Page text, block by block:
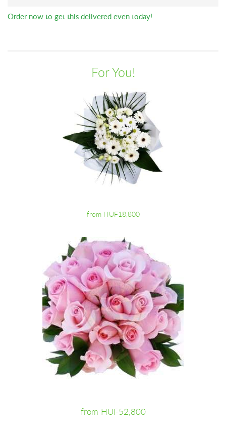
Order now to get this delivered even today!
For You!
from HUF18,800
from HUF52,800